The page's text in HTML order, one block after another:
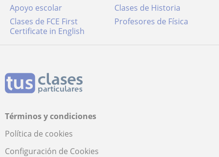
Apoyo escolar
Clases de Historia
Clases de FCE First
Certificate in English
Profesores de Física
Términos y condiciones
Política de cookies
Configuración de Cookies